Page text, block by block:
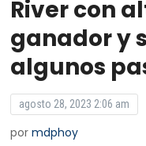
River con
ganador y
algunos
agosto 28, 2023 2:06 am
pormdphoy